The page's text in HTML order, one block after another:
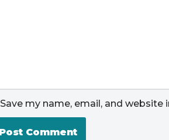
Save my name, email, and